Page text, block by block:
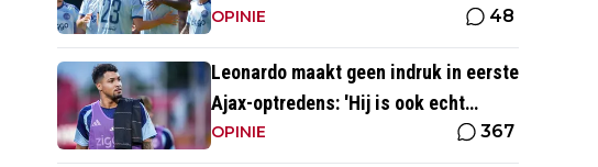
eigenlijk al'
OPINIE 48
Leonardo maakt geen indruk in eerste
Ajax-optredens: 'Hij is ook echt
langzaam'
OPINIE 367